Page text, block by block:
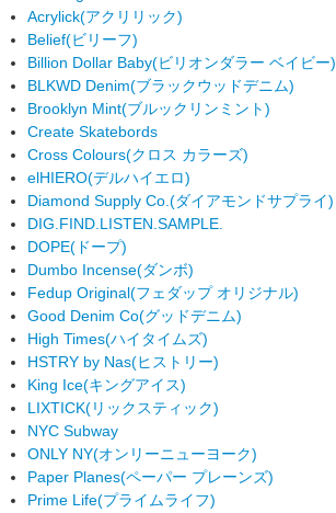
Acrylick(アクリリック)
Belief(ビリーフ)
Billion Dollar Baby(ビリオンダラー ベイビー)
BLKWD Denim(ブラックウッドデニム)
Brooklyn Mint(ブルックリンミント)
Create Skatebords
Cross Colours(クロス カラーズ)
elHIERO(デルハイエロ)
Diamond Supply Co. (ダイアモンドサプライ)
DIG.FIND.LISTEN.SAMPLE.
DOPE(ドープ)
Dumbo Incense(ダンボ)
Fedup Original(フェダップ オリジナル)
Good Denim Co(グッドデニム)
High Times(ハイタイムズ)
HSTRY by Nas(ヒストリー)
King Ice(キングアイス)
LIXTICK(リックスティック)
NYC Subway
ONLY NY(オンリーニューヨーク)
Paper Planes(ペーパー プレーンズ)
Prime Life(プライムライフ)